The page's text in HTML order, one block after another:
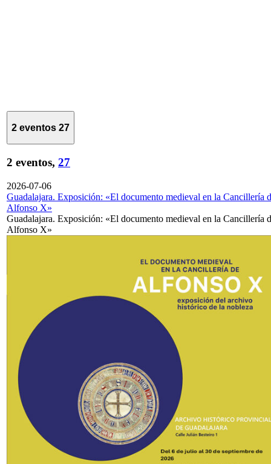
2 eventos 27
2 eventos, 27
2026-07-06
Guadalajara. Exposición: «El documento medieval en la Cancillería
Alfonso X»
Guadalajara. Exposición: «El documento medieval en la Cancillería
Alfonso X»